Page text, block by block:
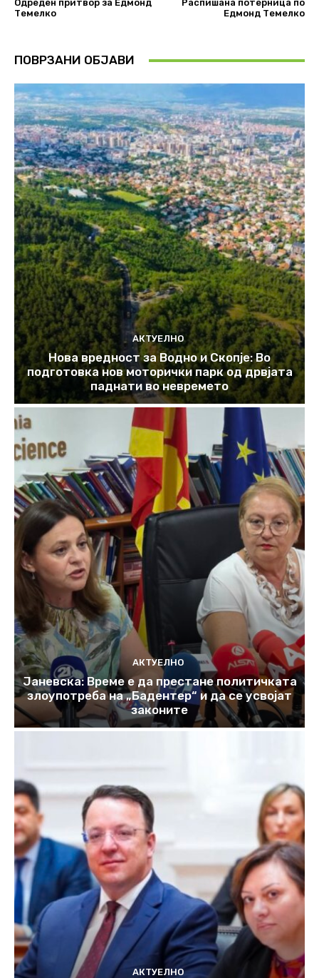
Одреден притвор за Едмонд
Темелко
Распишана потерница по
Едмонд Темелко
ПОВРЗАНИ ОБЈАВИ
АКТУЕЛНО
Нова вредност за Водно и Скопје: Во
подготовка нов моторички парк од дрвјата
паднати во невремето
АКТУЕЛНО
Јаневска: Време е да престане политичката
злоупотреба на „Бадентер“ и да се усвојат
законите
АКТУЕЛНО